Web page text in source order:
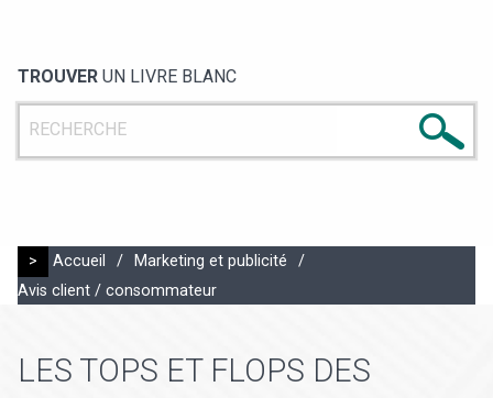
TROUVER UN LIVRE BLANC
> Accueil / Marketing et publicité
/
Avis client / consommateur
LES TOPS ET FLOPS DES